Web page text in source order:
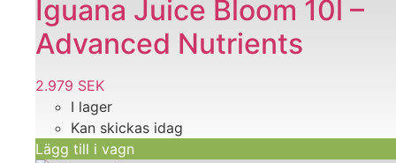
Iguana Juice Bloom 10l –
Advanced Nutrients
2.979 SEK
I lager
Kan skickas idag
Lägg till i vagn